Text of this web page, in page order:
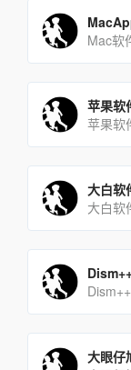
苹果软
大白软
大眼仔